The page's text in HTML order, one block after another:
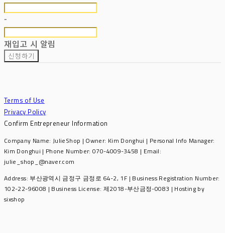
-
재입고 시 알림
신청하기
Terms of Use
Privacy Policy
Confirm Entrepreneur Information
Company Name: JulieShop | Owner: Kim Donghui | Personal Info Manager:
Kim Donghui | Phone Number: 070-4009-3458 | Email:
julie_shop_@naver.com
Address: 부산광역시 금정구 금정로 64-2, 1F | Business Registration Number:
102-22-96008 | Business License: 제2018-부산금정-0083 | Hosting by
sixshop